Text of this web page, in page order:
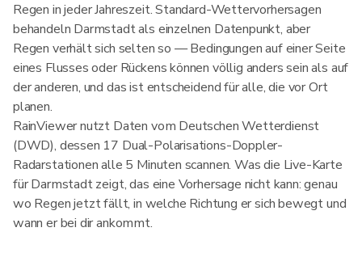
Regen in jeder Jahreszeit. Standard-Wettervorhersagen
behandeln Darmstadt als einzelnen Datenpunkt, aber
Regen verhält sich selten so — Bedingungen auf einer Seite
eines Flusses oder Rückens können völlig anders sein als auf
der anderen, und das ist entscheidend für alle, die vor Ort
planen.
RainViewer nutzt Daten vom Deutschen Wetterdienst
(DWD), dessen 17 Dual-Polarisations-Doppler-
Radarstationen alle 5 Minuten scannen. Was die Live-Karte
für Darmstadt zeigt, das eine Vorhersage nicht kann: genau
wo Regen jetzt fällt, in welche Richtung er sich bewegt und
wann er bei dir ankommt.